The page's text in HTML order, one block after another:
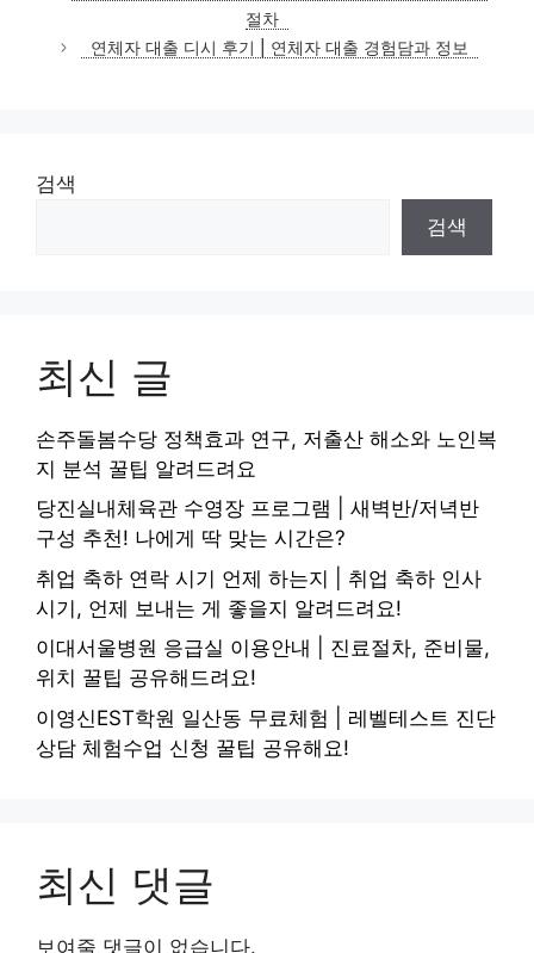
고
리
절차
연체자 대출 디시 후기 | 연체자 대출 경험담과 정보
검색
검색
최신 글
손주돌봄수당 정책효과 연구, 저출산 해소와 노인복
지 분석 꿀팁 알려드려요
당진실내체육관 수영장 프로그램 | 새벽반/저녁반
구성 추천! 나에게 딱 맞는 시간은?
취업 축하 연락 시기 언제 하는지 | 취업 축하 인사
시기, 언제 보내는 게 좋을지 알려드려요!
이대서울병원 응급실 이용안내 | 진료절차, 준비물,
위치 꿀팁 공유해드려요!
이영신EST학원 일산동 무료체험 | 레벨테스트 진단
상담 체험수업 신청 꿀팁 공유해요!
최신 댓글
보여줄 댓글이 없습니다.